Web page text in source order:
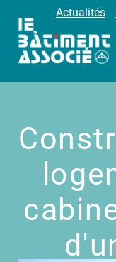
Actualités
Nos
Nos
Carrières